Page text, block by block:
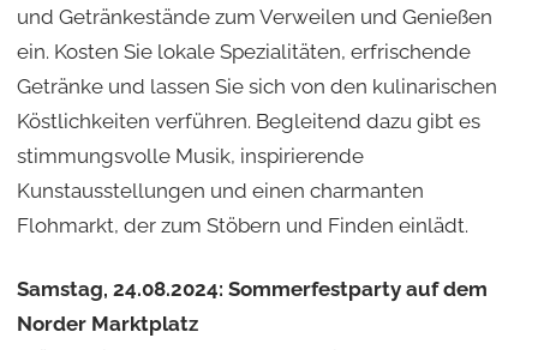
und Getränkestände zum Verweilen und Genießen
ein. Kosten Sie lokale Spezialitäten, erfrischende
Getränke und lassen Sie sich von den kulinarischen
Köstlichkeiten verführen. Begleitend dazu gibt es
stimmungsvolle Musik, inspirierende
Kunstausstellungen und einen charmanten
Flohmarkt, der zum Stöbern und Finden einlädt.
Samstag, 24.08.2024: Sommerfestparty auf dem
Norder Marktplatz